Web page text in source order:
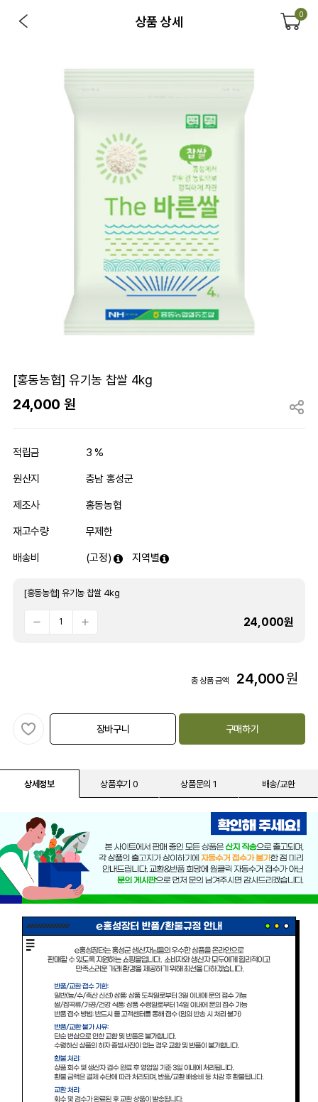
상품 상세 0
[홍동농협] 유기농 찹쌀 4kg
24,000 원
적립금 3 %
원산지 충남 홍성군
제조사 홍동농협
재고수량 무제한
배송비 (고정) 지역별
[홍동농협] 유기농 찹쌀 4kg
24,000원
총 상품 금액 24,000원
장바구니 구매하기
상세정보 상품후기 0 상품문의 1 배송/교환